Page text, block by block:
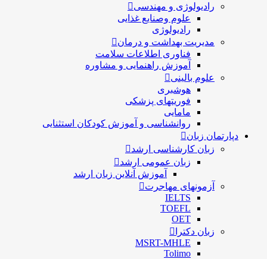
رادیولوژی و مهندسی
علوم وصنایع غذایی
رادیولوژی
مدیریت بهداشت و درمان
فناوری اطلاعات سلامت
آموزش راهنمایی و مشاوره
علوم بالینی
هوشبری
فوریتهای پزشکی
مامایی
روانشناسی و آموزش کودکان استثنایی
دپارتمان زبان
زبان کارشناسی ارشد
زبان عمومی ارشد
آموزش آنلاین زبان ارشد
آزمونهای مهاجرت
IELTS
TOEFL
OET
زبان دکترا
MSRT-MHLE
Tolimo